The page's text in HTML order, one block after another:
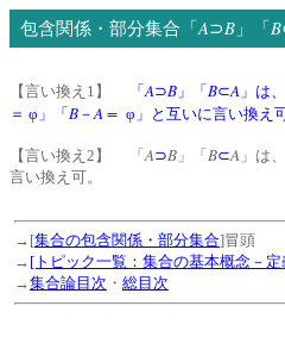
包含関係・部分集合「A⊃B 」「B
【言い換え1】 「A⊃B 」「 B⊂A 」は
＝ φ」「 B －A = φ」と互いに言い換え可
【言い換え2】 「A⊃B 」「 B⊂A 」は
言い換え可。
→[集合の包含関係・部分集合]冒頭
→ [トピック一覧：集合の基本概念－
→集合論目次 ・ 総目次